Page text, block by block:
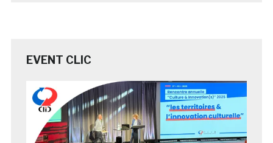
EVENT CLIC